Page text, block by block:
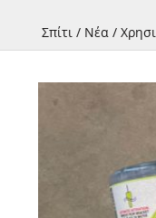
Σπίτι / Νέα /